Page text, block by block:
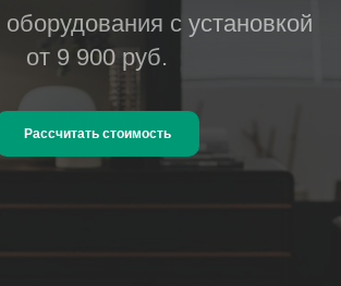
с установкой
от 9 900 руб.
Рассчитать стоимость